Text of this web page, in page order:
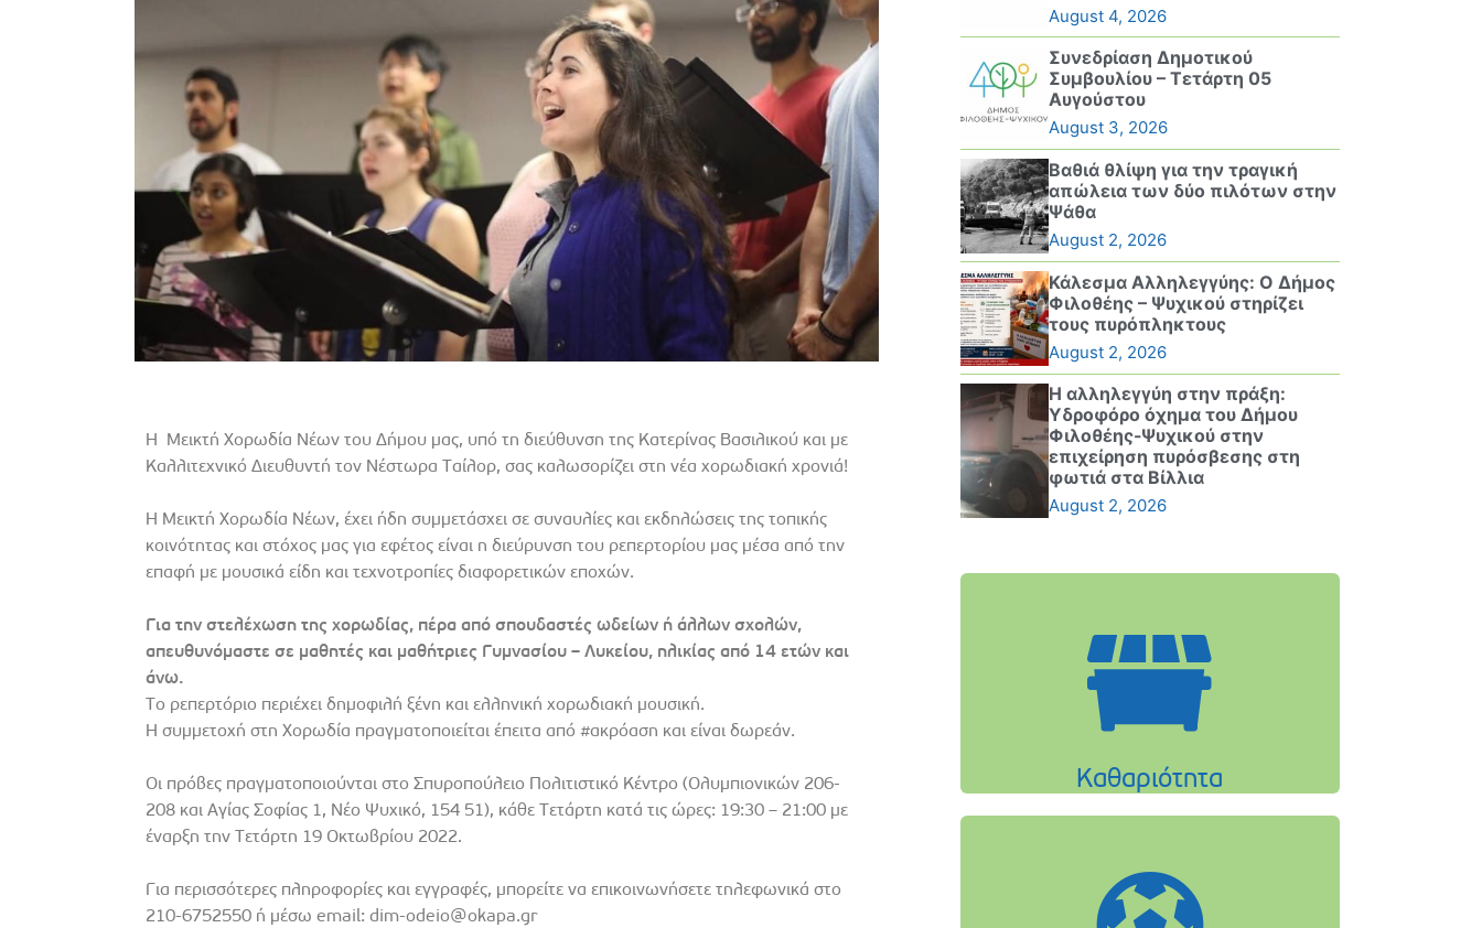
Η Μεικτή Χορωδία Νέων του Δήμου μας, υπό τη διεύθυνση της Κατερίνας Βασιλικού και με
Καλλιτεχνικό Διευθυντή τον Νέστωρα Ταίλορ, σας καλωσορίζει στη νέα χορωδιακή χρονιά!
Η Μεικτή Χορωδία Νέων, έχει ήδη συμμετάσχει σε συναυλίες και εκδηλώσεις της τοπικής
κοινότητας και στόχος μας για εφέτος είναι η διεύρυνση του ρεπερτορίου μας μέσα από την
επαφή με μουσικά είδη και τεχνοτροπίες διαφορετικών εποχών.
Για την στελέχωση της χορωδίας, πέρα από σπουδαστές ωδείων ή άλλων σχολών,
απευθυνόμαστε σε μαθητές και μαθήτριες Γυμνασίου – Λυκείου, ηλικίας από 14 ετών και
άνω.
Το ρεπερτόριο περιέχει δημοφιλή ξένη και ελληνική χορωδιακή μουσική.
Η συμμετοχή στη Χορωδία πραγματοποιείται έπειτα από #ακρόαση και είναι δωρεάν.
Οι πρόβες πραγματοποιούνται στο Σπυροπούλειο Πολιτιστικό Κέντρο (Ολυμπιονικών 206-
208 και Αγίας Σοφίας 1, Νέο Ψυχικό, 154 51), κάθε Τετάρτη κατά τις ώρες: 19:30 – 21:00 με
έναρξη την Τετάρτη 19 Οκτωβρίου 2022.
Για περισσότερες πληροφορίες και εγγραφές, μπορείτε να επικοινωνήσετε τηλεφωνικά στο
210-6752550 ή μέσω email: dim-odeio@okapa.gr
August 4, 2026
Συνεδρίαση Δημοτικού
Συμβουλίου – Τετάρτη 05
Αυγούστου
August 3, 2026
Βαθιά θλίψη για την τραγική
απώλεια των δύο πιλότων στην
Ψάθα
August 2, 2026
Κάλεσμα Αλληλεγγύης: Ο Δήμος
Φιλοθέης – Ψυχικού στηρίζει
τους πυρόπληκτους
August 2, 2026
Η αλληλεγγύη στην πράξη:
Υδροφόρο όχημα του Δήμου
Φιλοθέης-Ψυχικού στην
επιχείρηση πυρόσβεσης στη
φωτιά στα Βίλλια
August 2, 2026